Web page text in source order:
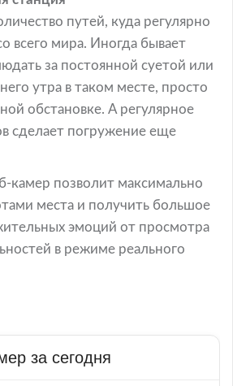
путей, куда регулярно
всего мира. Иногда бывает
за постоянной суетой или
утра в таком месте, просто
обстановке. А регулярное
сделает погружение еще
камер позволит максимально
места и получить большое
эмоций от просмотра
в режиме реального
за сегодня